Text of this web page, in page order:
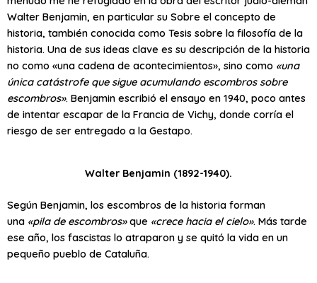
Walter Benjamin, en particular su Sobre el concepto de
historia, también conocida como Tesis sobre la filosofía de la
historia. Una de sus ideas clave es su descripción de la historia
no como «una cadena de acontecimientos», sino como «una
única catástrofe que sigue acumulando escombros sobre
escombros». Benjamin escribió el ensayo en 1940, poco antes
de intentar escapar de la Francia de Vichy, donde corría el
riesgo de ser entregado a la Gestapo.
Walter Benjamin (1892-1940).
Según Benjamin, los escombros de la historia forman
una «pila de escombros»que «crece hacia el cielo». Más tarde
ese año, los fascistas lo atraparon y se quitó la vida en un
pequeño pueblo de Cataluña.